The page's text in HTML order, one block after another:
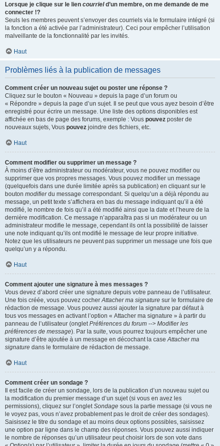
Lorsque je clique sur le lien courrield’un membre, on me demande de me
connecter !?
Seuls les membres peuvent s’envoyer des courriels via le formulaire intégré (si
la fonction a été activée par l’administrateur). Ceci pour empêcher l’utilisation
malveillante de la fonctionnalité par les invités.
Haut
Problèmes liés à la publication de messages
Comment créer un nouveau sujet ou poster une réponse ?
Cliquez sur le bouton « Nouveau » depuis la page d’un forum ou
« Répondre » depuis la page d’un sujet. Il se peut que vous ayez besoin d’être
enregistré pour écrire un message. Une liste des options disponibles est
affichée en bas de page des forums, exemple : Vous pouvez poster de
nouveaux sujets, Vous pouvez joindre des fichiers, etc.
Haut
Comment modifier ou supprimer un message ?
À moins d’être administrateur ou modérateur, vous ne pouvez modifier ou
supprimer que vos propres messages. Vous pouvez modifier un message
(quelquefois dans une durée limitée après sa publication) en cliquant sur le
bouton modifierdu message correspondant. Si quelqu’un a déjà répondu au
message, un petit texte s’affichera en bas du message indiquant qu’il a été
modifié, le nombre de fois qu’il a été modifié ainsi que la date et l’heure de la
dernière modification. Ce message n’apparaîtra pas si un modérateur ou un
administrateur modifie le message, cependant ils ont la possibilité de laisser
une note indiquant qu’ils ont modifié le message de leur propre initiative.
Notez que les utilisateurs ne peuvent pas supprimer un message une fois que
quelqu’un y a répondu.
Haut
Comment ajouter une signature à mes messages ?
Vous devez d’abord créer une signature depuis votre panneau de l’utilisateur.
Une fois créée, vous pouvez cocherAttacher ma signature sur le formulaire de
rédaction de message. Vous pouvez aussi ajouter la signature par défaut à
tous vos messages en activant l’option « Attacher ma signature » à partir du
panneau de l’utilisateur (ongletPréférences du forum --> Modifier les
préférences de message). Par la suite, vous pourrez toujours empêcher une
signature d’être ajoutée à un message en décochant la caseAttacher ma
signature dans le formulaire de rédaction de message.
Haut
Comment créer un sondage ?
Il est facile de créer un sondage, lors de la publication d’un nouveau sujet ou
la modification du premier message d’un sujet (si vous en avez les
permissions), cliquez sur l’ongletSondage sous la partie message (si vous ne
le voyez pas, vous n’avez probablement pas le droit de créer des sondages).
Saisissez le titre du sondage et au moins deux options possibles, saisissez
une option par ligne dans le champ des réponses. Vous pouvez aussi indiquer
le nombre de réponses qu’un utilisateur peut choisir lors de son vote dans